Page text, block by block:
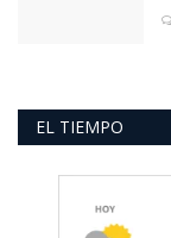
EL TIEMPO